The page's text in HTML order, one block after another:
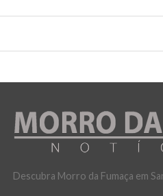
Descubra Morro da Fumaça em